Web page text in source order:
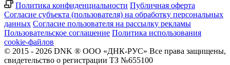
Политика конфиденциальности Публичная оферта
Согласие субъекта (пользователя) на обработку персональных
данных Согласие пользователя на рассылку рекламы
Пользовательское соглашение Политика использования
cookie-файлов
© 2015 - 2026 DNK ® ООО «ДНК-РУС» Все права защищены,
свидетельство о регистрации ТЗ №655100